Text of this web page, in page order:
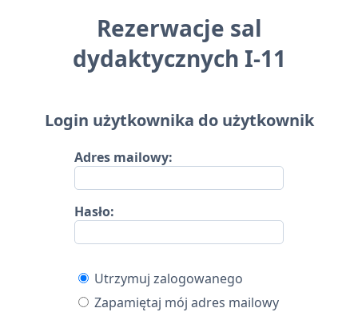
Rezerwacje sal
dydaktycznych I-11
Login użytkownika do użytkownik
Adres mailowy:
Hasło:
Utrzymuj zalogowanego
Zapamiętaj mój adres mailowy